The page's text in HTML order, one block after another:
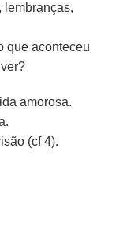
lembranças,
que aconteceu
amorosa.
(cf 4).